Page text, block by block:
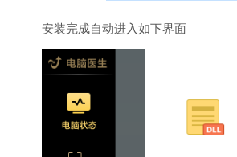
安装完成自动进入如下界面